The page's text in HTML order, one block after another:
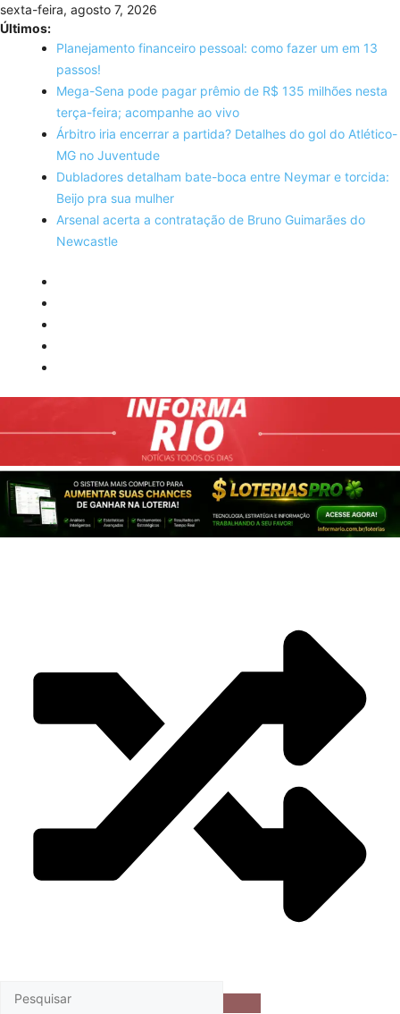
Skip
to
content
sexta-feira, agosto 7, 2026
Últimos:
Planejamento financeiro pessoal: como fazer um em 13
passos!
Mega-Sena pode pagar prêmio de R$ 135 milhões nesta
terça-feira; acompanhe ao vivo
Árbitro iria encerrar a partida? Detalhes do gol do Atlético-
MG no Juventude
Dubladores detalham bate-boca entre Neymar e torcida:
Beijo pra sua mulher
Arsenal acerta a contratação de Bruno Guimarães do
Newcastle